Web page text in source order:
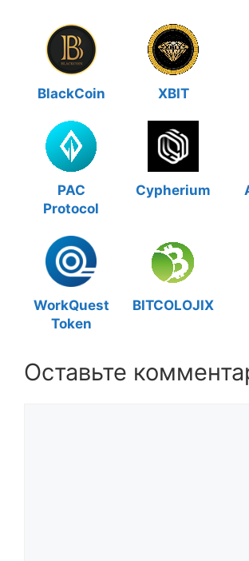
BlackCoin XBIT
PAC
Protocol
Cypherium
WorkQuest
Token
BITCOLOJIX
Оставьте